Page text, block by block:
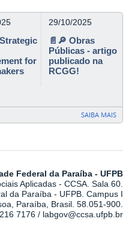
for
29/10/2025
📄🔎 Obras
Públicas - artigo
publicado na
RCGG!
SAIBA MAIS
Federal da Paraíba - UFPB
Aplicadas - CCSA. Sala 60.
da Paraíba - UFPB. Campus I
Paraíba, Brasil. 58.051-900.
7176 / labgov@ccsa.ufpb.br